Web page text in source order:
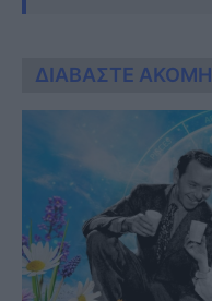
ΔΙΑΒΑΣΤΕ ΑΚΟΜΗ